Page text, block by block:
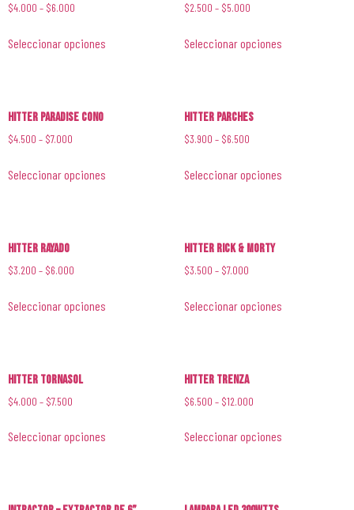
$4.000 – $6.000
Seleccionar opciones
$2.500 – $5.000
Seleccionar opciones
Hitter Paradise Cono
$4.500 – $7.000
Seleccionar opciones
Hitter Parches
$3.900 – $6.500
Seleccionar opciones
Hitter Rayado
$3.200 – $6.000
Seleccionar opciones
Hitter Rick & Morty
$3.500 – $7.000
Seleccionar opciones
Hitter Tornasol
$4.000 – $7.500
Seleccionar opciones
Hitter Trenza
$6.500 – $12.000
Seleccionar opciones